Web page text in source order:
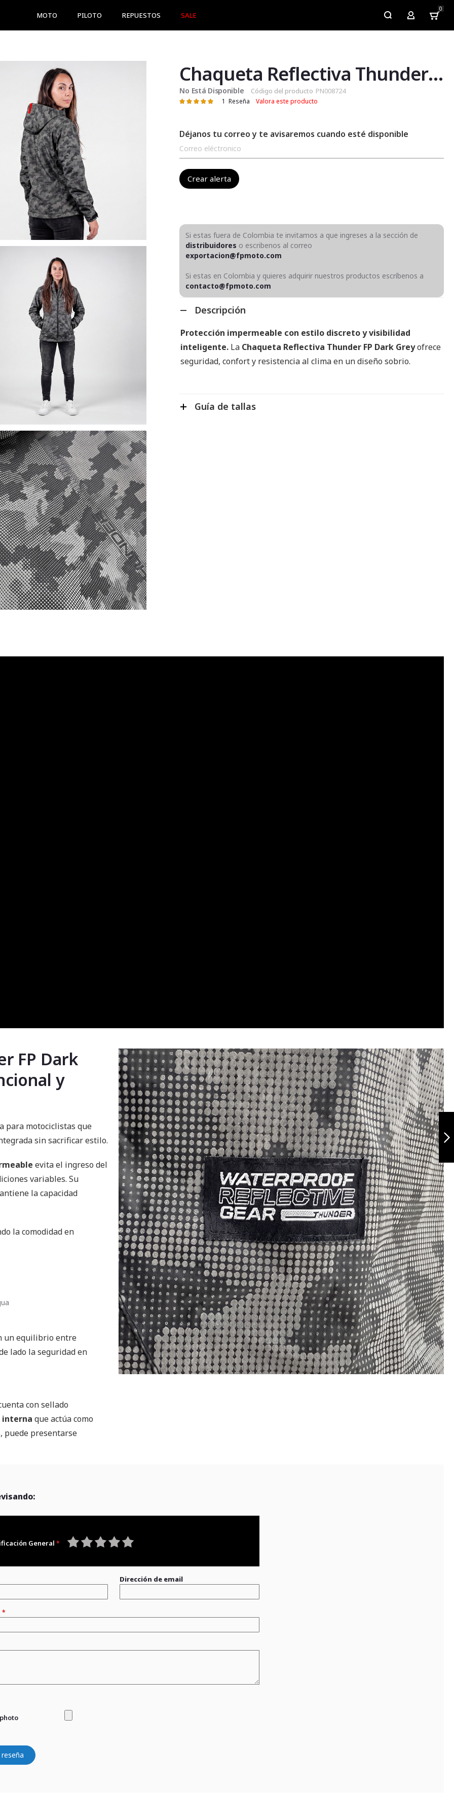
MOTO PILOTO REPUESTOS SALE My Account
0
Chaqueta Reflectiva Thunder Dark Grey
No Está Disponible Código del producto PN008724
Valoración: 1 Reseña Valora este producto
Déjanos tu correo y te avisaremos cuando esté disponible
Si estas fuera de Colombia te invitamos a que ingreses a la sección de
distribuidores o escribenos al correo
exportacion@fpmoto.com
Si estas en Colombia y quieres adquirir nuestros productos escríbenos a
contacto@fpmoto.com
Descripción
Protección impermeable con estilo discreto y visibilidad
inteligente. La Chaqueta Reflectiva Thunder FP Dark Greyofrece
seguridad, confort y resistencia al clima en un diseño sobrio.
Guía de tallas
Impermeable
mujer Cyclone
soft blue
Siguiente
FP Dark
y
para motociclistas que
sin sacrificar estilo.
evita el ingreso del
variables. Su
la capacidad
la comodidad en
un equilibrio entre
lado la seguridad en
con sellado
interna que actúa como
puede presentarse
General
Dirección de email
reseña